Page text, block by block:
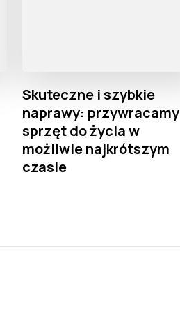
Skuteczne i szybkie
naprawy: przywracamy
sprzęt do życia w
możliwie najkrótszym
czasie